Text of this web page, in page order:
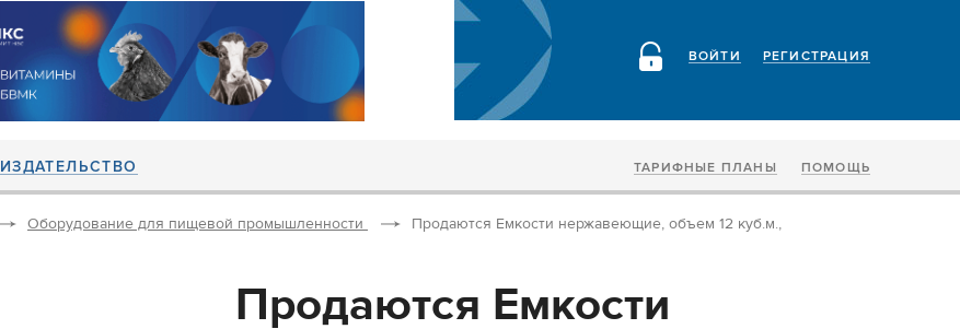
РЕГИСТРАЦИЯ
ВОЙТИ
ИЗДАТЕЛЬСТВО ТАРИФНЫЕ ПЛАНЫ ПОМОЩЬ
Оборудование для пищевой промышленности Продаются Емкости нержавеющие, объем 12 куб.м.,
Продаются Емкости